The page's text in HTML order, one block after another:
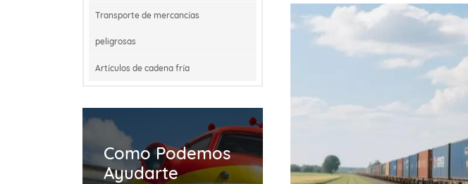
Transporte de mercancías
peligrosas
Artículos de cadena fría
Como Podemos
Ayudarte